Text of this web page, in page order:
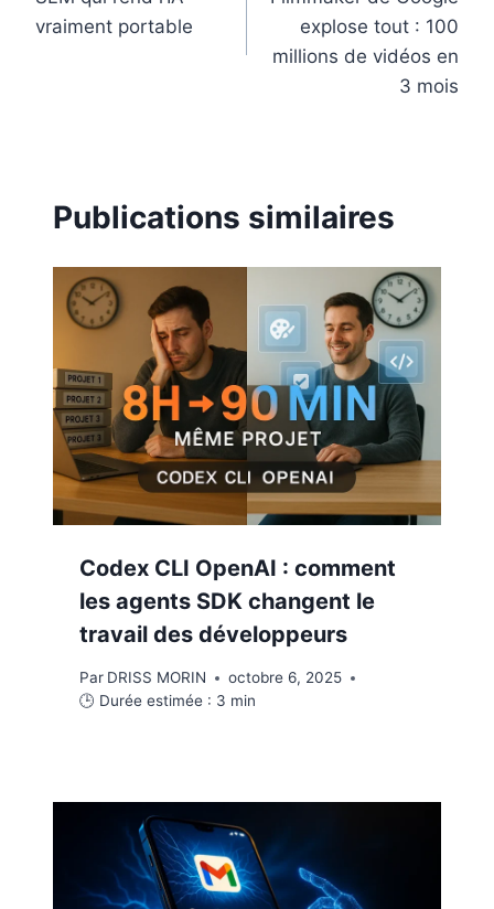
l’article
vraiment portable
explose tout : 100
millions de vidéos en
3 mois
Publications similaires
Codex CLI OpenAI : comment
les agents SDK changent le
travail des développeurs
Par DRISS MORIN
octobre 6, 2025
🕒 Durée estimée : 3 min